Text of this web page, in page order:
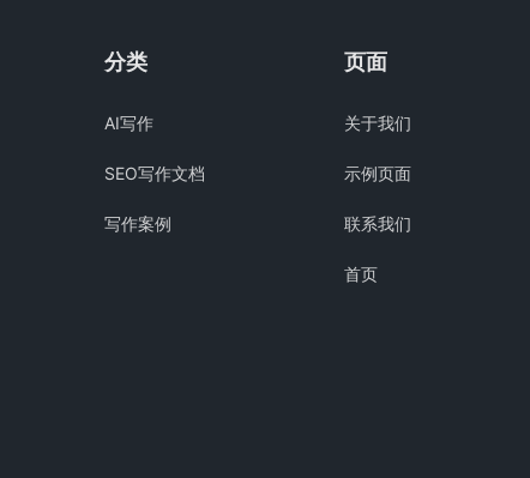
分类
AI写作
SEO写作文档
写作案例
页面
关于我们
示例页面
联系我们
首页